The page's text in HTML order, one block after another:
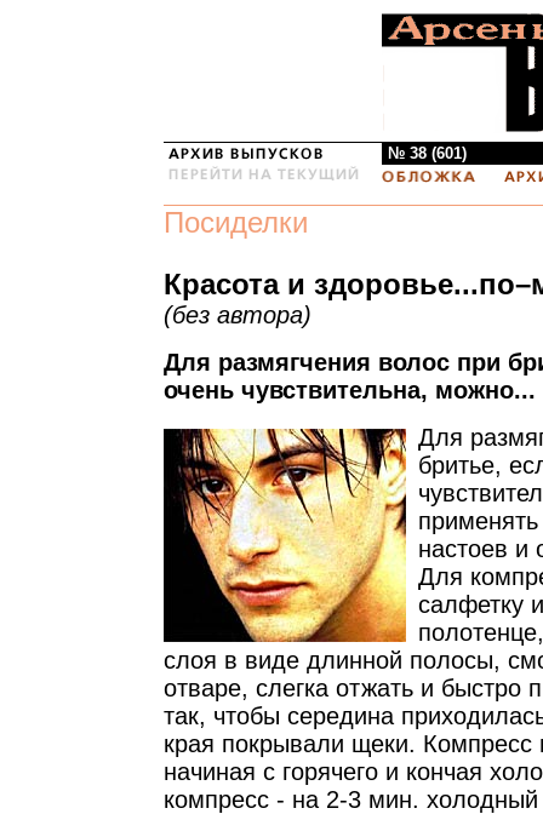
№ 38 (601)
Посиделки
Красота и
(без автора)
Для размягчения волос при
очень чувствительна, можно...
Для
бритье,
настоев и
Для
салфетку
слоя в виде длинной полосы,
отваре, слегка отжать и быстро
так, чтобы середина
края покрывали щеки. Компресс
начиная с горячего и кончая
компресс - на 2-3 мин.